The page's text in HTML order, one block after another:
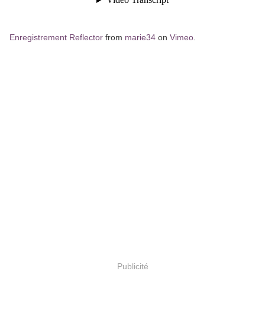
Enregistrement Reflector from marie34 on Vimeo
Publicité